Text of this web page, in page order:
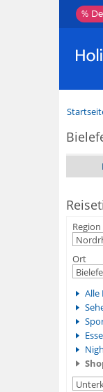
%
Region
Ort
Alle